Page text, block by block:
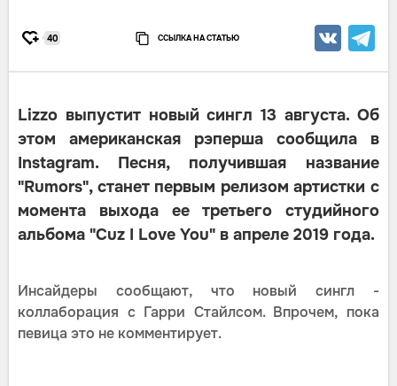
40 ССЫЛКА НА СТАТЬЮ
Lizzo выпустит новый сингл 13 августа. Об
этом американская рэперша сообщила в
Instagram. Песня, получившая название
"Rumors", станет первым релизом артистки с
момента выхода ее третьего студийного
альбома "Cuz I Love You" в апреле 2019 года.
Инсайдеры сообщают, что новый сингл -
коллаборация с Гарри Стайлсом. Впрочем, пока
певица это не комментирует.